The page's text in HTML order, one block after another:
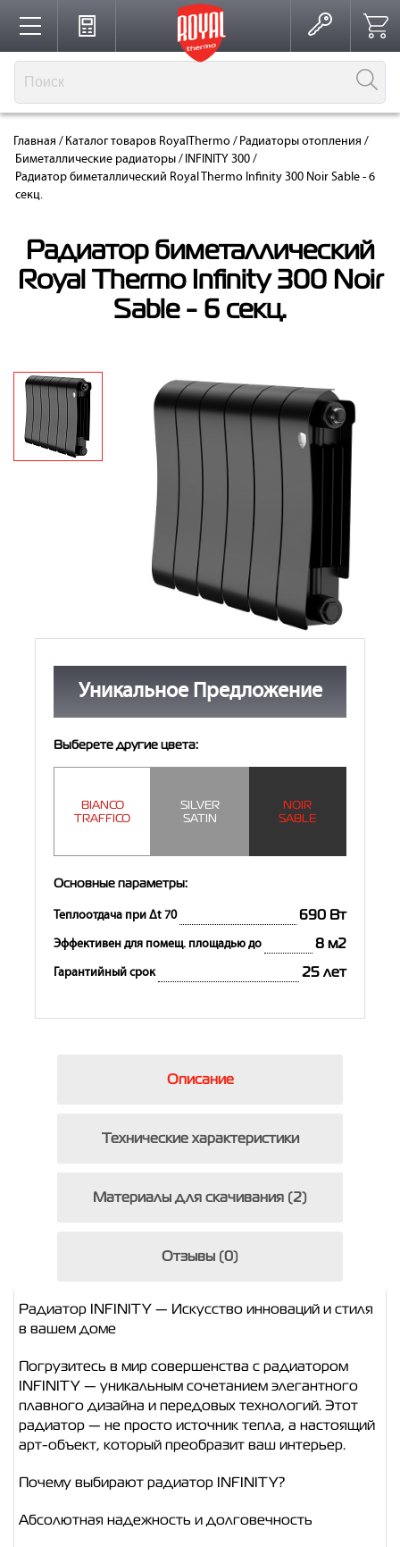
Каталог
Производство
Партнерство
Решения для интерьера
Где купить
Контакты
8 (800) 234-19-70
8 (495) 780-01-12
8 (800) 500-07-75
Главная / Каталог товаров RoyalThermo / Радиаторы отопления /
Биметаллические радиаторы / INFINITY 300 /
Радиатор биметаллический Royal Thermo Infinity 300 Noir Sable - 6
секц.
Радиатор биметаллический
Royal Thermo Infinity 300 Noir
Sable - 6 секц.
Уникальное Предложение
Выберете другие цвета:
BIANCO
TRAFFICO
SILVER
SATIN
NOIR
SABLE
Основные параметры:
Теплоотдача при Δt 70 690 Вт
Эффективен для помещ. площадью до 8 м2
Гарантийный срок 25 лет
Описание
Технические характеристики
Материалы для скачивания (2)
Отзывы (0)
Радиатор INFINITY — Искусство инноваций и стиля
в вашем доме
Погрузитесь в мир совершенства с радиатором
INFINITY — уникальным сочетанием элегантного
плавного дизайна и передовых технологий. Этот
радиатор — не просто источник тепла, а настоящий
арт-объект, который преобразит ваш интерьер.
Почему выбирают радиатор INFINITY?
Абсолютная надежность и долговечность